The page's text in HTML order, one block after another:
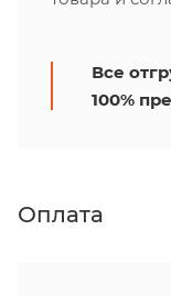
Все
100%
Оплата